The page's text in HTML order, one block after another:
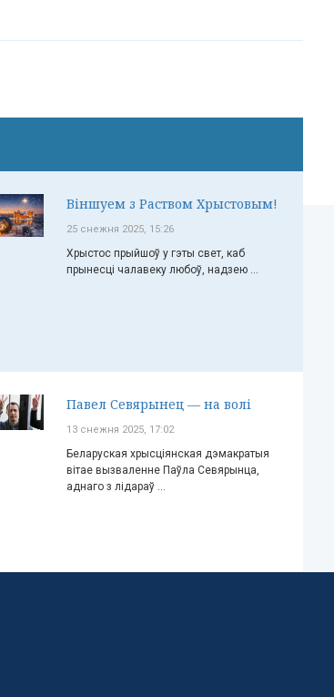
Віншуем з Раством Хрыстовым!
25 снежня 2025, 15:26
Хрыстос прыйшоў у гэты свет, каб
прынесці чалавеку любоў, надзею ...
Павел Севярынец — на волі
13 снежня 2025, 17:02
Беларуская хрысціянская дэмакратыя
вітае вызваленне Паўла Севярынца,
аднаго з лідараў ...